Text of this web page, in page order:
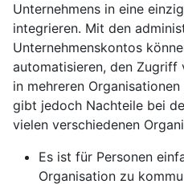
Unternehmens in eine
integrieren. Mit den
Unternehmenskontos
automatisieren, den Zugriff
in mehreren
gibt jedoch Nachteile bei
vielen verschiedenen
Es ist für Personen
Organisation zu